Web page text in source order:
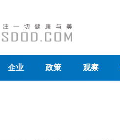
企业 政策 观察